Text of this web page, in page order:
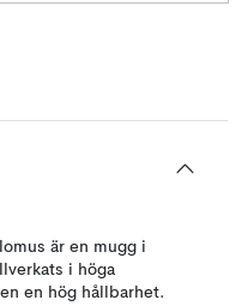
är en mugg i
i höga
en hög hållbarhet.